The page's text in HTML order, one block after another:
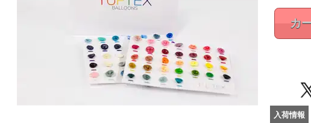
カ
入荷情報